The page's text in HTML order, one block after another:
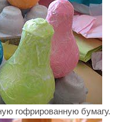
гофрированную бумагу.